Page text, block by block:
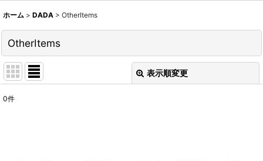
ホーム > DADA > OtherItems
OtherItems
表示順変更
0件